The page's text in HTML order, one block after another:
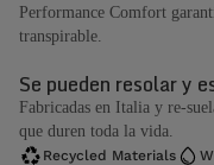
Performance Comfort
transpirable.
Se pueden resolar y
Fabricadas en Italia y re-
que duren toda la vida.
Recycled Materials